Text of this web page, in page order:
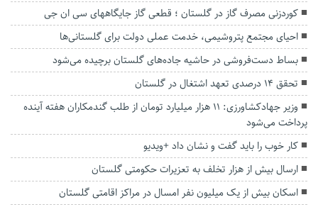
کوردزنی مصرف گاز در گلستان ؛ قطعی گاز جایگاههای سی ان جی
احیای مجتمع پتروشیمی، خدمت عملی دولت برای گلستانی‌ها
بساط دست‌فروشی در حاشیه جاده‌های گلستان برچیده می‌شود
تحقق ۱۴ درصدی تعهد اشتغال در گلستان
وزیر جهادکشاورزی: ۱۱ هزار میلیارد تومان از طلب گندمکاران هفته آینده
پرداخت می‌شود
کار خوب را باید گفت و نشان داد +ویدیو
ارسال بیش از هزار تخلف به تعزیرات حکومتی گلستان
اسکان بیش از یک میلیون نفر امسال در مراکز اقامتی گلستان